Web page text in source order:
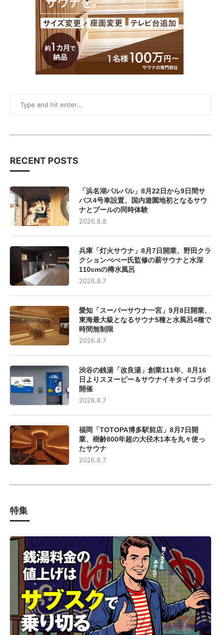
RECENT POSTS
「浜名湖パルパル」8月22日から9日間サ
バス4号車設置、国内遊園地初となるサウ
ナとプールの同時体験
2026.8.8
兵庫「灯火サウナ」8月7日開業、野田クラ
クションべべー氏監修の薪サウナと水深
110cmの樽水風呂
2026.8.7
愛知「スーパーサウナ一宮」9月8日開業、
東海最大級となるサウナ5種と水風呂4種で
時間無制限
2026.8.7
渋谷の銭湯「改良湯」創業111年、8月16
日よりスヌーピー＆サウナイキタイコラボ
開催
2026.8.7
福岡「TOTOPA博多駅前店」8月7日開
業、樹齢800年超の大径木1本を丸々使っ
たサウナ
2026.8.7
特集